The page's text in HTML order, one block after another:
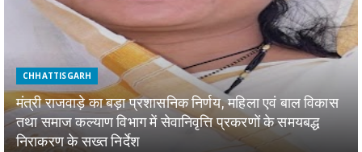
CHHATTISGARH
मंत्री राजवाड़े का बड़ा प्रशासनिक निर्णय, महिला एवं बाल विकास
तथा समाज कल्याण विभाग में सेवानिवृत्ति प्रकरणों के समयबद्ध
निराकरण के सख्त निर्देश